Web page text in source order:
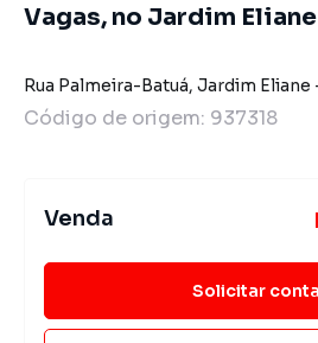
Vagas, no Jardim Eliane
Rua Palmeira-Batuá, Jardim Eliane
Código de origem: 937318
Venda
Solicitar